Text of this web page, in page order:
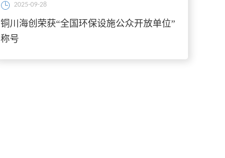
2025-09-28
铜川海创荣获“全国环保设施公众开放单位”
称号